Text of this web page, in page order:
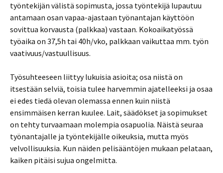
työntekijän välistä sopimusta, jossa työntekijä lupautuu
antamaan osan vapaa-ajastaan työnantajan käyttöön
sovittua korvausta (palkkaa) vastaan. Kokoaikatyössä
työaika on 37,5h tai 40h/vko, palkkaan vaikuttaa mm. työn
vaativuus/vastuullisuus.
Työsuhteeseen liittyy lukuisia asioita; osa niistä on
itsestään selviä, toisia tulee harvemmin ajatelleeksi ja osaa
ei edes tiedä olevan olemassa ennen kuin niistä
ensimmäisen kerran kuulee. Lait, säädökset ja sopimukset
on tehty turvaamaan molempia osapuolia. Näistä seuraa
työnantajalle ja työntekijälle oikeuksia, mutta myös
velvollisuuksia. Kun näiden pelisääntöjen mukaan pelataan,
kaiken pitäisi sujua ongelmitta.